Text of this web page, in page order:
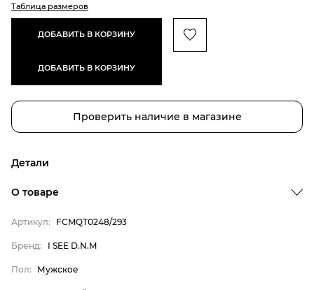
Таблица размеров
ДОБАВИТЬ В КОРЗИНУ
ДОБАВИТЬ В КОРЗИНУ
Проверить наличие в магазине
Детали
Бренд
Пол
О товаре
Артикул: FCMQT0248/293
Бренд: I SEE D.N.M
Пол: Мужское